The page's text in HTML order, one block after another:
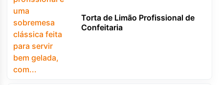
Torta de Limão Profissional de
Confeitaria